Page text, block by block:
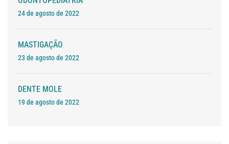
24 de agosto de 2022
MASTIGAÇÃO
23 de agosto de 2022
DENTE MOLE
19 de agosto de 2022